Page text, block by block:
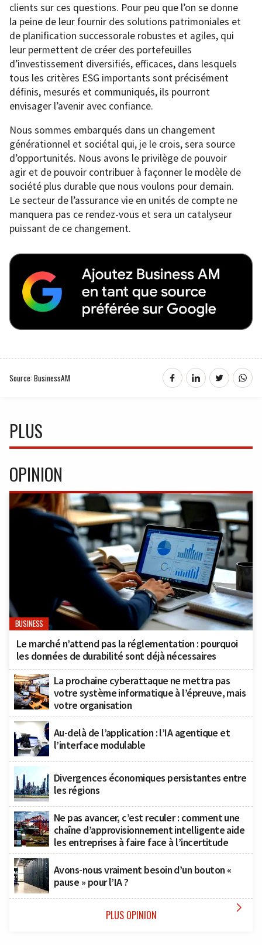
clients sur ces questions. Pour peu que l’on se donne
la peine de leur fournir des solutions patrimoniales et
de planification successorale robustes et agiles, qui
leur permettent de créer des portefeuilles
d’investissement diversifiés, efficaces, dans lesquels
tous les critères ESG importants sont précisément
définis, mesurés et communiqués, ils pourront
envisager l’avenir avec confiance.
Nous sommes embarqués dans un changement
générationnel et sociétal qui, je le crois, sera source
d’opportunités. Nous avons le privilège de pouvoir
agir et de pouvoir contribuer à façonner le modèle de
société plus durable que nous voulons pour demain.
Le secteur de l’assurance vie en unités de compte ne
manquera pas ce rendez-vous et sera un catalyseur
puissant de ce changement.
Source: BusinessAM
PLUS
OPINION
BUSINESS
Le marché n’attend pas la réglementation : pourquoi
les données de durabilité sont déjà nécessaires
La prochaine cyberattaque ne mettra pas
votre système informatique à l’épreuve, mais
votre organisation
Au-delà de l’application : l’IA agentique et
l’interface modulable
Divergences économiques persistantes entre
les régions
Ne pas avancer, c’est reculer : comment une
chaîne d’approvisionnement intelligente aide
les entreprises à faire face à l’incertitude
Avons-nous vraiment besoin d’un bouton «
pause » pour l’IA ?
PLUS OPINION 